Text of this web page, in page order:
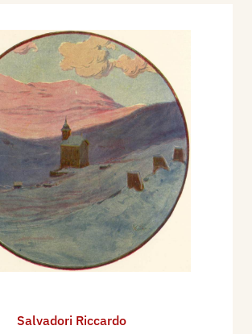
Salvadori Riccardo